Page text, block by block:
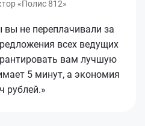
«Полис 812»
не переплачивали за
всех ведущих
вам лучшую
5 минут, а экономия
рублей.»